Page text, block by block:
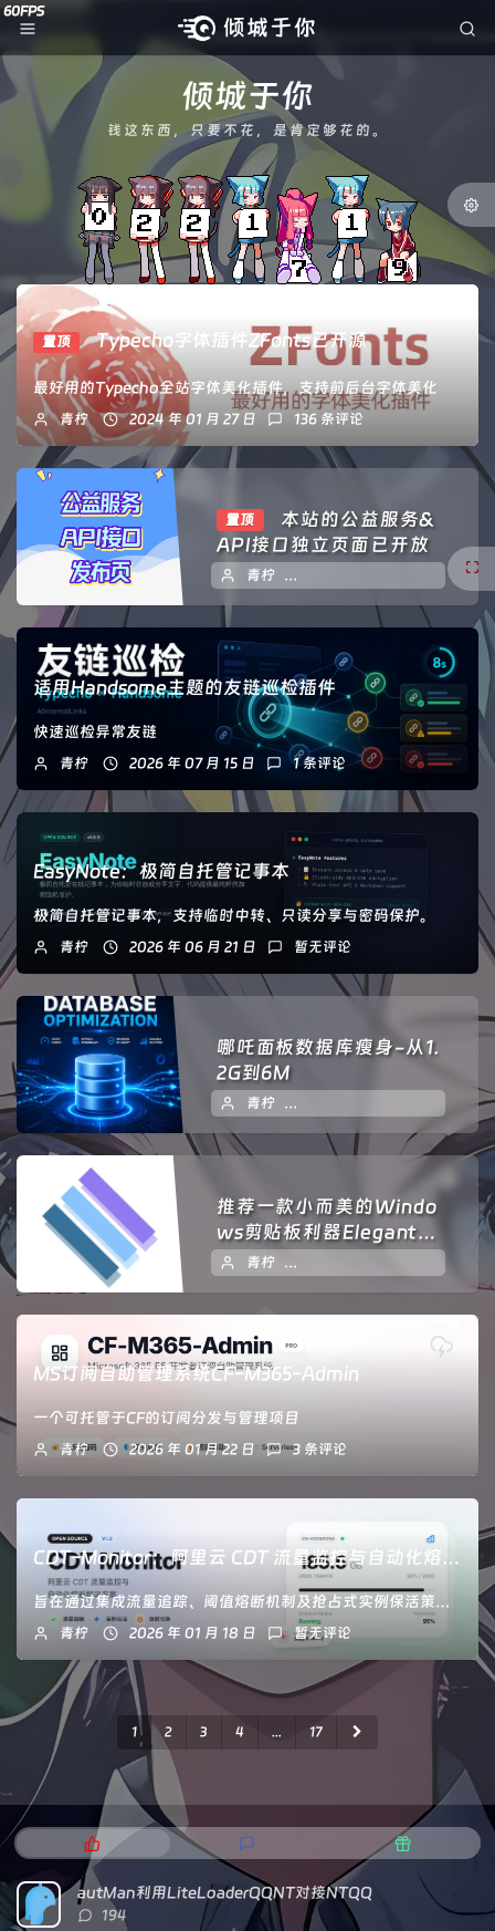
倾城于你
钱这东西，只要不花，是肯定够花的。
置顶 Typecho字体插件ZFonts已开源
最好用的Typecho全站字体美化插件，支持前后台字体美化
青柠 2024 年 01 月 27 日 136 条评论
置顶
本站的公益服务&
API接口独立页面已开放
青柠
适用Handsome主题的友链巡检插件
快速巡检异常友链
青柠 2026 年 07 月 15 日 1 条评论
EasyNote：极简自托管记事本
极简自托管记事本，支持临时中转、只读分享与密码保护。
青柠 2026 年 06 月 21 日 暂无评论
哪吒面板数据库瘦身-从1.
2G到6M
青柠 1
推荐一款小而美的Windo
ws剪贴板利器ElegantCli
pboard
青柠
MS订阅自助管理系统CF-M365-Admin
一个可托管于CF的订阅分发与管理项目
青柠 2026 年 01 月 22 日 3 条评论
CDT-Monitor：阿里云 CDT 流量监控与自动化熔断工具
旨在通过集成流量追踪、阈值熔断机制及抢占式实例保活策略，优化云端资源成本管理。
青柠 2026 年 01 月 18 日 暂无评论
1 2 3 4 ... 17
热
门
文
章
新
评
论
随
机
文
autMan利用LiteLoaderQQNT对接NTQQ
评
194